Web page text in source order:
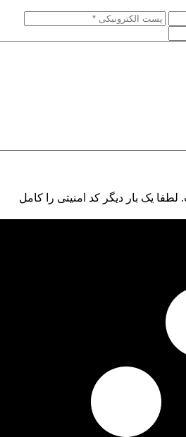
یک بار دیگر کد امنیتی را کامل